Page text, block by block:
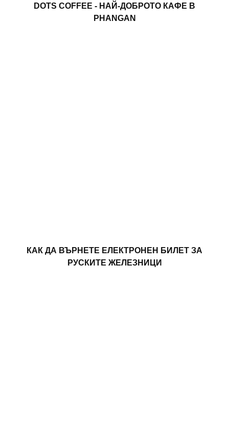
DOTS COFFEE - НАЙ-ДОБРОТО КАФЕ В
PHANGAN
КАК ДА ВЪРНЕТЕ ЕЛЕКТРОНЕН БИЛЕТ ЗА
РУСКИТЕ ЖЕЛЕЗНИЦИ